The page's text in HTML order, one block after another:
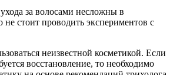
за волосами несложны в
не стоит проводить экспериментов с
неизвестной косметикой. Если
восстановление, то необходимо